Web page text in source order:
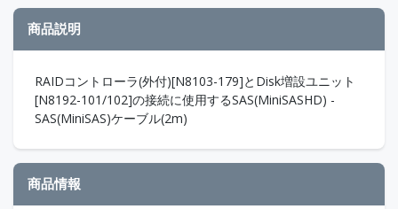
商品説明
RAIDコントローラ(外付)[N8103-179]とDisk増設ユニット
[N8192-101/102]の接続に使用するSAS(MiniSASHD) -
SAS(MiniSAS)ケーブル(2m)
商品情報